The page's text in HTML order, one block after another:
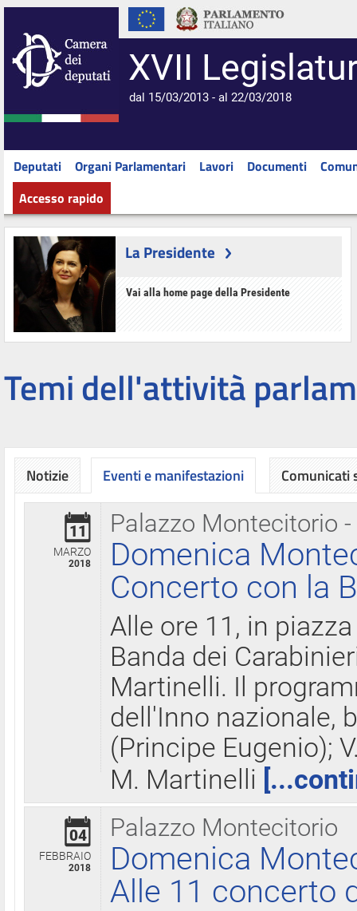
XVII
dal 15/03/2013 - al 22/03/2018
Deputati Organi Parlamentari Lavori Documenti
Accesso rapido
La Presidente
Vai alla home page della Presidente
Temi dell'attività
Notizie Eventi e manifestazioni
Palazzo Montecitorio
11
MARZO
2018
Domenica
Concerto con la
Alle ore 11, in
Banda dei
Martinelli. Il
dell'Inno nazionale,
(Principe Eugenio);
M. Martinelli
Palazzo Montecitorio
04
FEBBRAIO
2018
Domenica
Alle 11 concerto
Comunicati